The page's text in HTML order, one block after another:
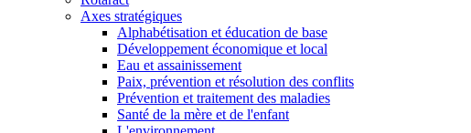
Axes stratégiques
Alphabétisation et éducation de base
Développement économique et local
Eau et assainissement
Paix, prévention et résolution des conflits
Prévention et traitement des maladies
Santé de la mère et de l'enfant